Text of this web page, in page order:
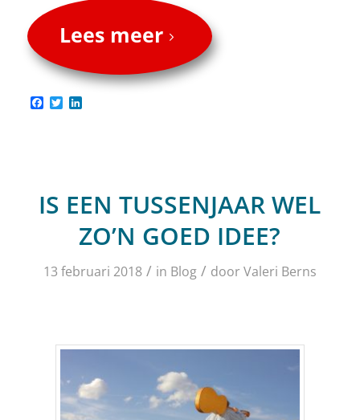
Lees meer
Facebook
TwitterLinkedIn
IS EEN TUSSENJAAR WEL
ZO’N GOED IDEE?
13 februari 2018 / in Blog / doorValeri Berns